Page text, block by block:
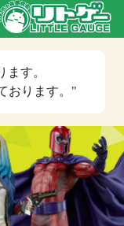
ます。
おります。"